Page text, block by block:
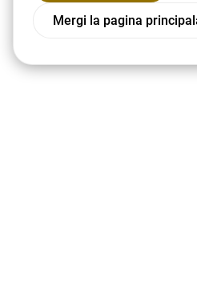
Mergi la pagina